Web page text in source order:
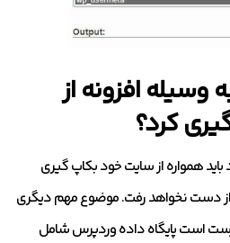
افزونه از
کرد؟
باید همواره از سایت خود بکاپ گیری
از دست نخواهد رفت. موضوع مهم دیگری
است پایگاه داده وردپرس شامل